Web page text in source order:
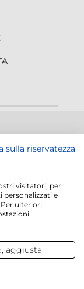
sulla riservatezza
visitatori, per
e
ulteriori
aggiusta